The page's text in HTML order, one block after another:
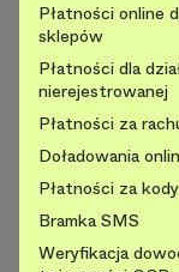
Płatności online
sklepów
Płatności dla
nierejestrowanej
Płatności za
Doładowania
Płatności za
Bramka SMS
Weryfikacja